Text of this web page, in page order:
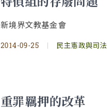
新境界文教基金會
2014-09-25 | 民主憲政與司法
重罪羈押的改革